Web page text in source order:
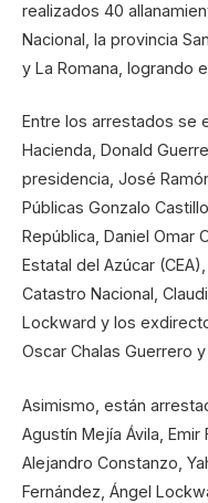
realizados 40
Nacional, la provincia
y La Romana, logrando
Entre los arrestados se
Hacienda, Donald
presidencia, José
Públicas Gonzalo
República, Daniel Omar
Estatal del Azúcar
Catastro Nacional,
Lockward y los
Oscar Chalas Guerrero
Asimismo, están
Agustín Mejía Ávila, Emir
Alejandro Constanzo,
Fernández, Ángel